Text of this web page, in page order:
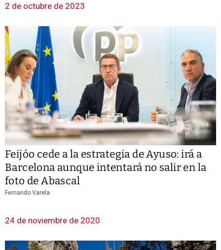
2 de octubre de 2023
Feijóo cede a la estrategia de Ayuso: irá a
Barcelona aunque intentará no salir en la
foto de Abascal
Fernando Varela
24 de noviembre de 2020